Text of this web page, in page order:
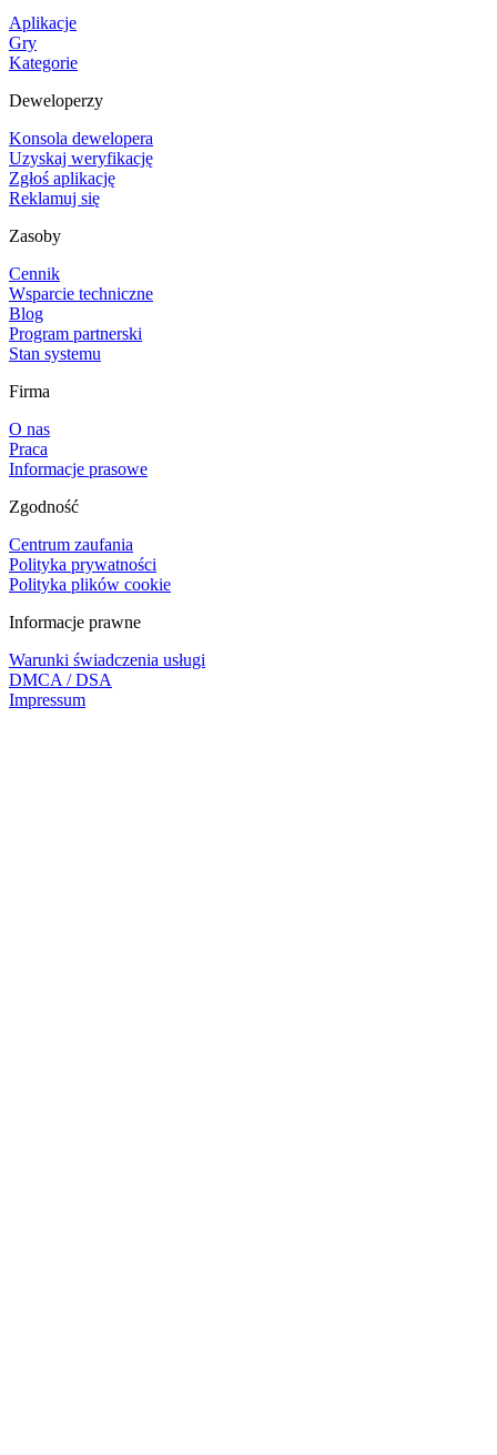
Aplikacje
Gry
Kategorie
Deweloperzy
Konsola dewelopera
Uzyskaj weryfikację
Zgłoś aplikację
Reklamuj się
Zasoby
Cennik
Wsparcie techniczne
Blog
Program partnerski
Stan systemu
Firma
O nas
Praca
Informacje prasowe
Zgodność
Centrum zaufania
Polityka prywatności
Polityka plików cookie
Informacje prawne
Warunki świadczenia usługi
DMCA / DSA
Impressum